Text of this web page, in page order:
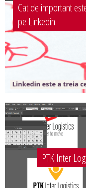
Cat de important
pe Linkedin
PTK Inter